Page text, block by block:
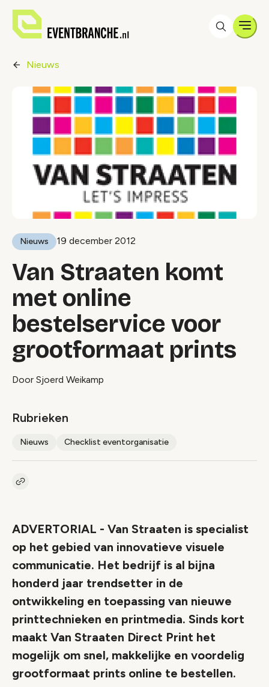
Nieuws
Nieuws 19 december 2012
Van Straaten komt
met online
bestelservice voor
grootformaat prints
Door Sjoerd Weikamp
Rubrieken
Nieuws Checklist eventorganisatie
Kopieer link naar artikel
ADVERTORIAL - Van Straaten is specialist
op het gebied van innovatieve visuele
communicatie. Het bedrijf is al bijna
honderd jaar trendsetter in de
ontwikkeling en toepassing van nieuwe
printtechnieken en printmedia. Sinds kort
maakt Van Straaten Direct Print het
mogelijk om snel, makkelijke en voordelig
grootformaat prints online te bestellen.